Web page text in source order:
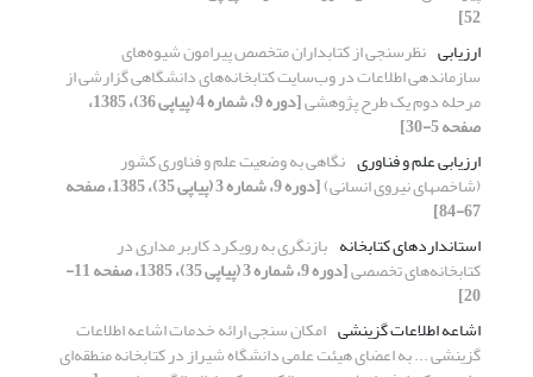
52]
ارزیابی نظرسنجی از کتابداران متخصص پیرامون شیوه‌های
سازماندهی اطلاعات در وب‌سایت کتابخانه‌های دانشگاهی گزارشی از
مرحله دوم یک طرح پژوهشی [دوره 9، شماره 4 (پیاپی 36)، 1385،
صفحه 5-30]
ارزیابی علم و فناوری نگاهی به وضعیت علم و فناوری کشور
(شاخصهای نیروی انسانی) [دوره 9، شماره 3 (پیاپی 35)، 1385، صفحه
67-84]
استانداردهای کتابخانه بازنگری به رویکرد کاربر مداری در
کتابخانه‌های تخصصی [دوره 9، شماره 3 (پیاپی 35)، 1385، صفحه 11-
20]
اشاعه اطلاعات گزینشی امکان سنجی ارائه خدمات اشاعه اطلاعات
گزینشی ... به اعضای هیئت علمی دانشگاه شیراز در کتابخانه منطقه‌ای